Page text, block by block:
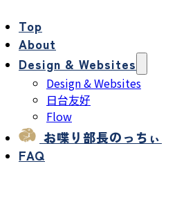
Top
About
Design & Websites
Design & Websites
日台友好
Flow
お喋り部長のっちぃ
FAQ